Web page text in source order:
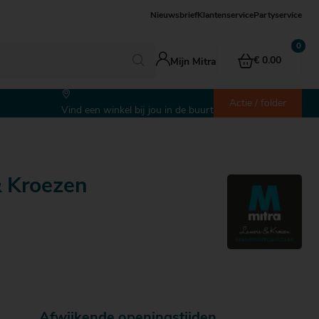
Nieuwsbrief KlantenservicePartyservice
Mijn Mitra € 0.00
Vind een winkel bij jou in de buurt
Actie / folder
Kroezen